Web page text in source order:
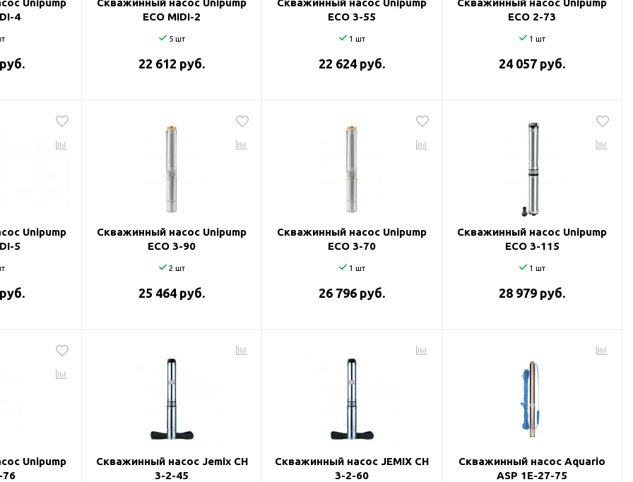
Unipump
4
Скважинный насос Unipump
ECO MIDI-2
5 шт
22 612 руб.
Скважинный насос Unipump
ECO 3-55
1 шт
22 624 руб.
Скважинный насос Unipump
ECO 2-73
1 шт
24 057 руб.
Unipump
5
Скважинный насос Unipump
ECO 3-90
2 шт
25 464 руб.
Скважинный насос Unipump
ECO 3-70
1 шт
26 796 руб.
Скважинный насос Unipump
ECO 3-115
1 шт
28 979 руб.
Unipump
76
Скважинный насос Jemix CH
3-2-45
Скважинный насос JEMIX CH
3-2-60
Скважинный насос Aquario
ASP 1E-27-75